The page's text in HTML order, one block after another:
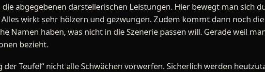
abgegebenen darstellerischen Leistungen. Hier bewegt man sich
wirkt sehr hölzern und gezwungen. Zudem kommt dann noch die
Namen haben, was nicht in die Szenerie passen will. Gerade weil
bezieht.
der Teufel“ nicht alle Schwächen vorwerfen. Sicherlich werden